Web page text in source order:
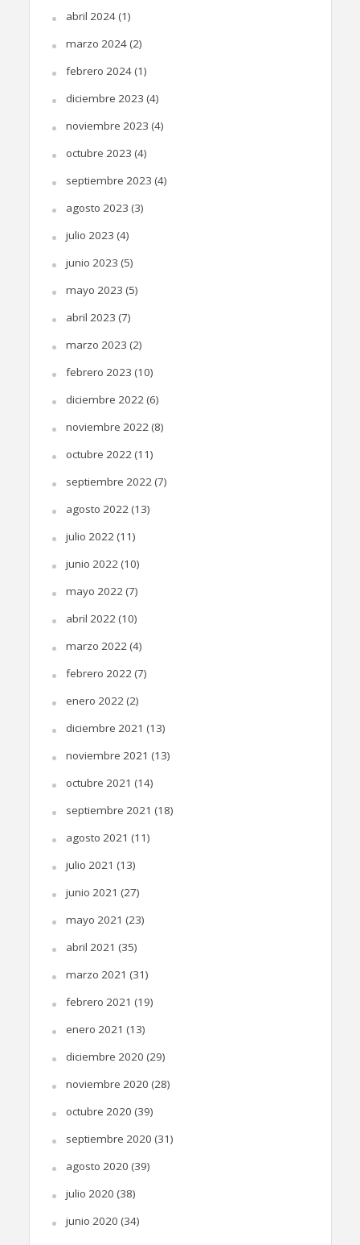
abril 2024(1)
marzo 2024(2)
febrero 2024(1)
diciembre 2023 (4)
noviembre 2023 (4)
octubre 2023 (4)
septiembre 2023 (4)
agosto 2023 (3)
julio 2023 (4)
junio 2023 (5)
mayo 2023 (5)
abril 2023 (7)
marzo 2023 (2)
febrero 2023 (10)
diciembre 2022(6)
noviembre 2022(8)
octubre 2022(11)
septiembre 2022(7)
agosto 2022(13)
julio 2022(11)
junio 2022(10)
mayo 2022(7)
abril 2022(10)
marzo 2022(4)
febrero 2022(7)
enero 2022(2)
diciembre 2021 (13)
noviembre 2021 (13)
octubre 2021 (14)
septiembre 2021 (18)
agosto 2021 (11)
julio 2021 (13)
junio 2021 (27)
mayo 2021 (23)
abril 2021 (35)
marzo 2021 (31)
febrero 2021 (19)
enero 2021 (13)
diciembre 2020 (29)
noviembre 2020 (28)
octubre 2020 (39)
septiembre 2020 (31)
agosto 2020 (39)
julio 2020 (38)
junio 2020 (34)